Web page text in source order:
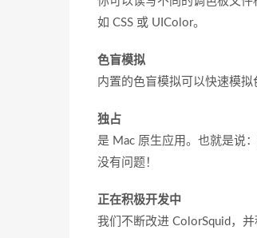
如 CSS 或 UIColor。
色盲模拟
内置的色盲模拟可以快速模拟
独占
是 Mac 原生应用。也就是说
没有问题！
正在积极开发中
我们不断改进 ColorSquid，